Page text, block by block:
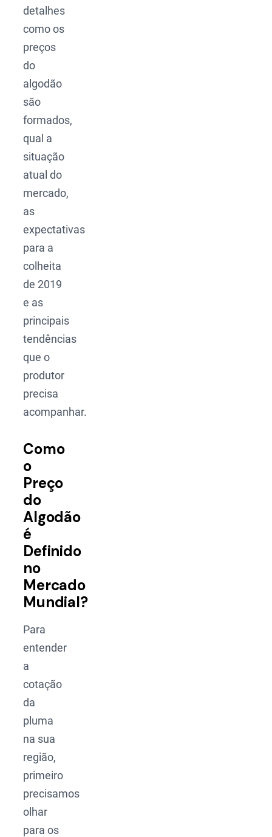
detalhes
como os
preços
do
algodão
são
formados,
qual a
situação
atual do
mercado,
as
expectativas
para a
colheita
de 2019
e as
principais
tendências
que o
produtor
precisa
acompanhar.
Como
o
Preço
do
Algodão
é
Definido
no
Mercado
Mundial?
Para
entender
a
cotação
da
pluma
na sua
região,
primeiro
precisamos
olhar
para os